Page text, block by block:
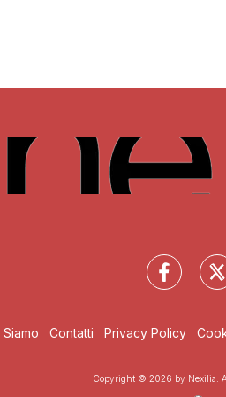
Siamo Contatti Privacy Policy
Copyright © 2026 by Nexilia.